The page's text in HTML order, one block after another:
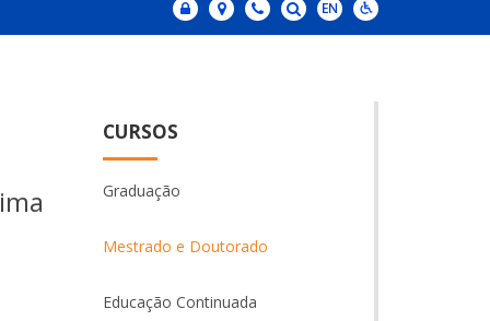
CURSOS
Graduação
Mestrado e Doutorado
Educação Continuada